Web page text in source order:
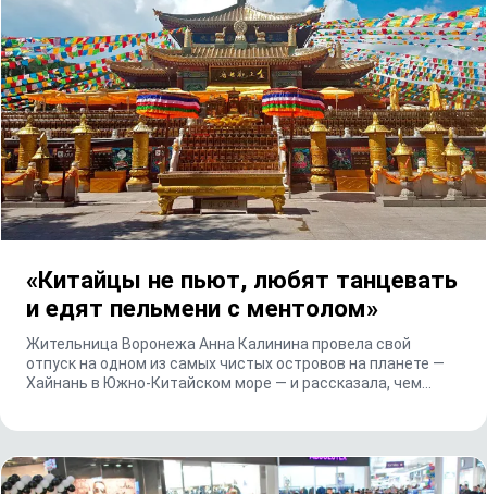
«Китайцы не пьют, любят танцевать
и едят пельмени с ментолом»
Жительница Воронежа Анна Калинина провела свой
отпуск на одном из самых чистых островов на планете —
Хайнань в Южно-Китайском море — и рассказала, чем...